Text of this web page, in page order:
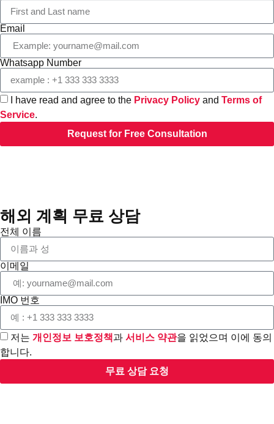
Email
Whatsapp Number
I have read and agree to the Privacy Policy and Terms of
Service.
Request for Free Consultation
해외 계획 무료 상담
전체 이름
이메일
IMO 번호
저는 개인정보 보호정책과 서비스 약관을 읽었으며 이에 동의
합니다.
무료 상담 요청